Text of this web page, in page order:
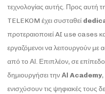
τεχνολογίας αυτής. Προς αυτή
TELEKOM έχει συσταθεί
προτεραιοποιεί AI use cases
εργαζόμενοι να λειτουργούν
από το ΑΙ. Επιπλέον, σε επίπεδο
δημιουργήσει τηνΑΙ Academy
ενισχύσουν τις ψηφιακές τους